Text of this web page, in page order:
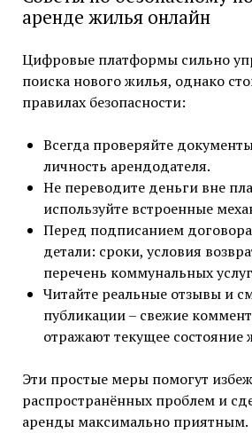
аренде жилья онлайн
Цифровые платформы сильно
поиска нового жилья, однако
правилах безопасности:
Всегда проверяйте
личность арендодателя.
Не переводите деньги вне
используйте встроенные
Перед подписанием договора
детали: сроки, условия
перечень коммунальных
Читайте реальные отзывы и
публикации – свежие
отражают текущее состояние
Эти простые меры помогут
распространённых проблем и
аренды максимально приятным.